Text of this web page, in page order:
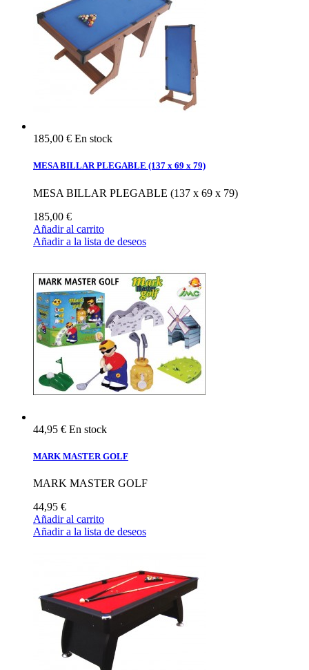
185,00 € En stock
MESA BILLAR PLEGABLE (137 x 69 x 79)
MESA BILLAR PLEGABLE (137 x 69 x 79)
185,00 €
Añadir al carrito
Añadir a la lista de deseos
44,95 € En stock
MARK MASTER GOLF
MARK MASTER GOLF
44,95 €
Añadir al carrito
Añadir a la lista de deseos